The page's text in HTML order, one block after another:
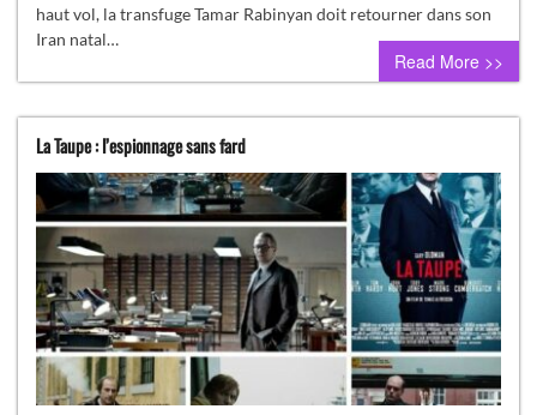
haut vol, la transfuge Tamar Rabinyan doit retourner dans son
Iran natal…
Read More >>
La Taupe : l’espionnage sans fard